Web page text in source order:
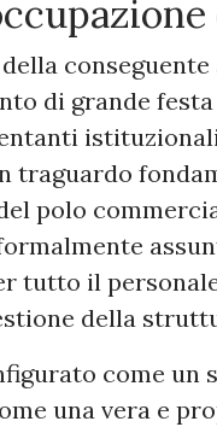
di grande
traguardo
polo
tutto il
della
come un
una vera e